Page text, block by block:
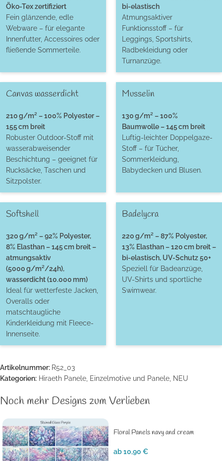
Öko-Tex zertifiziert
Fein glänzende, edle
Webware – für elegante
Innenfutter, Accessoires oder
fließende Sommerteile.
bi-elastisch
Atmungsaktiver
Funktionsstoff – für
Leggings, Sportshirts,
Radbekleidung oder
Turnanzüge.
Canvas wasserdicht
210 g/m² – 100% Polyester –
155 cm breit
Robuster Outdoor-Stoff mit
wasserabweisender
Beschichtung – geeignet für
Rucksäcke, Taschen und
Sitzpolster.
Musselin
130 g/m² – 100%
Baumwolle – 145 cm breit
Luftig-leichter Doppelgaze-
Stoff – für Tücher,
Sommerkleidung,
Babydecken und Blusen.
Softshell
320 g/m² – 92% Polyester,
8% Elasthan – 145 cm breit –
atmungsaktiv
(5000 g/m²/24h),
wasserdicht (10.000 mm)
Ideal für wetterfeste Jacken,
Overalls oder
matschtaugliche
Kinderkleidung mit Fleece-
Innenseite.
Badelycra
220 g/m² – 87% Polyester,
13% Elasthan – 120 cm breit –
bi-elastisch, UV-Schutz 50+
Speziell für Badeanzüge,
UV-Shirts und sportliche
Swimwear.
Artikelnummer: R52_03
Kategorien: Hiraeth Panele Einzelmotive und Panele NEU
Noch mehr Designs zum Verlieben
Floral Panels navy and cream
ab10,90 €